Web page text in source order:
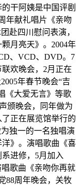
干阿姨是中国评剧
年献礼唱片《亲吻
赴四川慰问表演，
月亮天》。2004年
、VCD、DVD。7
欢晚会，2月正在
年春节晚会“吉
《大爱无言》等歌
颁晚会，同年做为
正在展览馆举行的
独一的一名独唱演
》。演唱歌曲《喜
进修，5月加入
歌曲《亲吻你再就
88周年晚会，关牧